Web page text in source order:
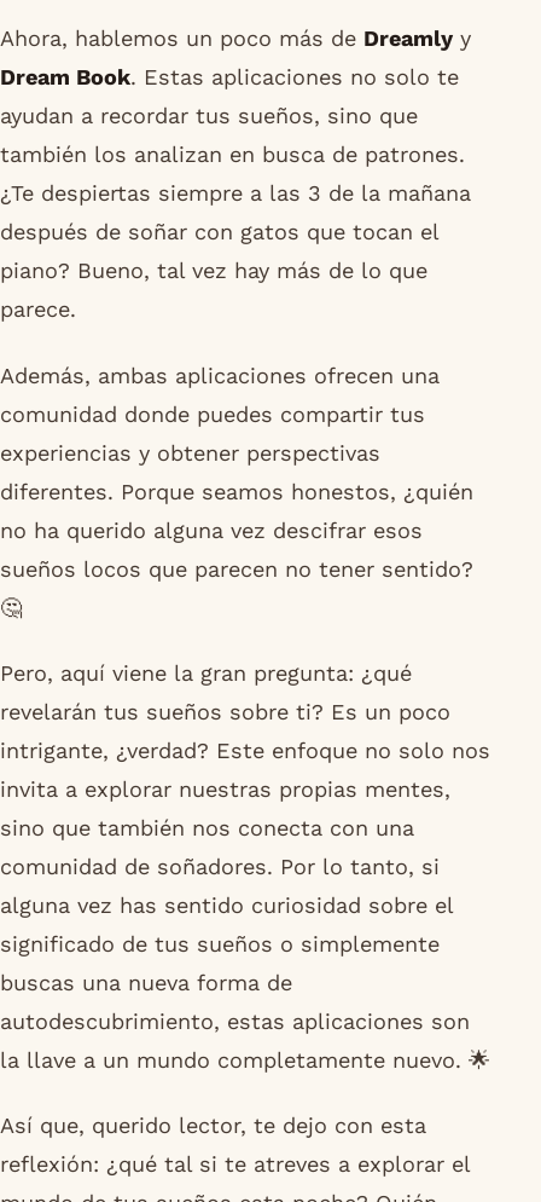
Ahora, hablemos un poco más de Dreamly y
Dream Book. Estas aplicaciones no solo te
ayudan a recordar tus sueños, sino que
también los analizan en busca de patrones.
¿Te despiertas siempre a las 3 de la mañana
después de soñar con gatos que tocan el
piano? Bueno, tal vez hay más de lo que
parece.
Además, ambas aplicaciones ofrecen una
comunidad donde puedes compartir tus
experiencias y obtener perspectivas
diferentes. Porque seamos honestos, ¿quién
no ha querido alguna vez descifrar esos
sueños locos que parecen no tener sentido?
🤔
Pero, aquí viene la gran pregunta: ¿qué
revelarán tus sueños sobre ti? Es un poco
intrigante, ¿verdad? Este enfoque no solo nos
invita a explorar nuestras propias mentes,
sino que también nos conecta con una
comunidad de soñadores. Por lo tanto, si
alguna vez has sentido curiosidad sobre el
significado de tus sueños o simplemente
buscas una nueva forma de
autodescubrimiento, estas aplicaciones son
la llave a un mundo completamente nuevo. 🌟
Así que, querido lector, te dejo con esta
reflexión: ¿qué tal si te atreves a explorar el